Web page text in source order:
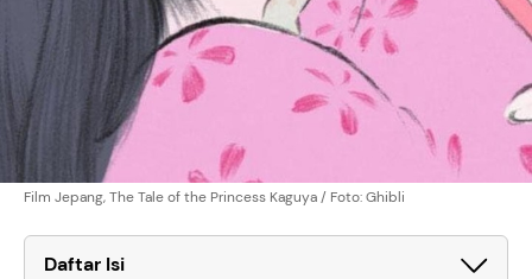
Film Jepang, The Tale of the Princess Kaguya / Foto: Ghibli
Daftar Isi